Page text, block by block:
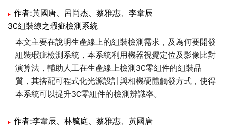
統的小波轉換方法只對單一小波解析階層進行分析，因此
無法直接應用於多晶太陽能晶片此種複雜的晶格紋路，本
研究提出以小波轉換為基礎的隨機性紋路檢測技術，將小
波轉換應用於太陽能晶片影像上，觀察不同的小波解析階
層間呈現的小波能量特徵，在瑕疵特徵與正常多晶太陽能
晶片晶格特徵之間的差異，提出可有效區分模糊瑕疵與銳
利背景晶格紋路的演算法，實驗結果顯示可偵測多晶太陽
能晶片上的指紋、髒污與鋸痕瑕疵。
作者:黃國唐、呂尚杰、蔡雅惠、李韋辰
3C組裝線之瑕疵檢測系統
本文主要在說明生產線上的組裝檢測需求，及為何要開發
組裝瑕疵檢測系統，本系統利用機器視覺定位及影像比對
演算法，輔助人工在生產線上檢測3C零組件的組裝品
質，其搭配可程式化光源設計與相機硬體觸發方式，使得
本系統可以提升3C零組件的檢測辨識率。
作者:李韋辰、林毓庭、蔡雅惠、黃國唐